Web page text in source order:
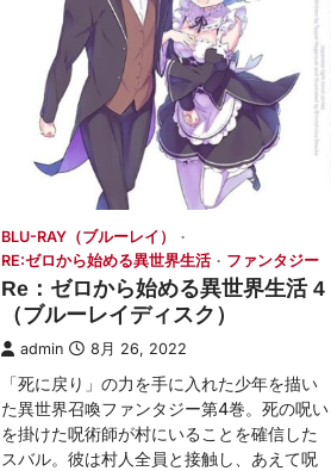
BLU-RAY（ブルーレイ）
RE:ゼロから始める異世界生活
ファンタジー
Re：ゼロから始める異世界生活 4
（ブルーレイディスク）
admin 8月 26, 2022
「死に戻り」の力を手に入れた少年を描い
た異世界召喚ファンタジー第4巻。死の呪い
を掛けた呪術師が村にいることを確信した
スバル。彼は村人全員と接触し、あえて呪